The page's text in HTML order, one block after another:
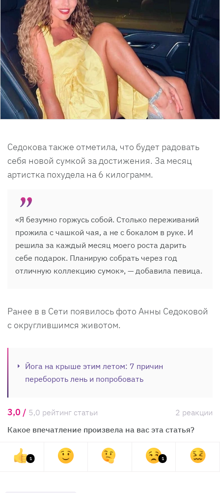
Седокова также отметила, что будет радовать
себя новой сумкой за достижения. За месяц
артистка похудела на 6 килограмм.
«Я безумно горжусь собой. Столько переживаний
прожила с чашкой чая, а не с бокалом в руке. И
решила за каждый месяц моего роста дарить
себе подарок. Планирую собрать через год
отличную коллекцию сумок», — добавила певица.
Ранее в в Сети появилось фото Анны Седоковой
с округлившимся животом.
Йога на крыше этим летом: 7 причин
перебороть лень и попробовать
3,0 / 5,0 рейтинг статьи
2 реакции
Какое впечатление произвела на вас эта статья?
1 1